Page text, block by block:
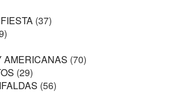
(37)
AMERICANAS (70)
(29)
(56)